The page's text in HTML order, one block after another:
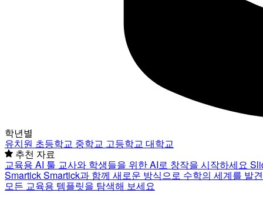
학년별
유치원 초등학교 중학교 고등학교 대학교
추천 자료
교육용 AI 툴 교사와 학생들을 위한 AI로 창작을 시작하세요
SmartickSmartick과 함께 새로운 방식으로 수학의 세계를 발
모든 교육용 템플릿을 탐색해 보세요